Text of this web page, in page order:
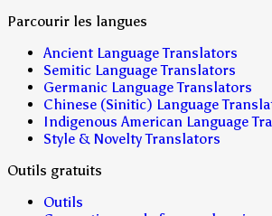
Parcourir les langues
Ancient Language Translators
Semitic Language Translators
Germanic Language Translators
Chinese (Sinitic) Language
Indigenous American Language
Style & Novelty Translators
Outils gratuits
Outils